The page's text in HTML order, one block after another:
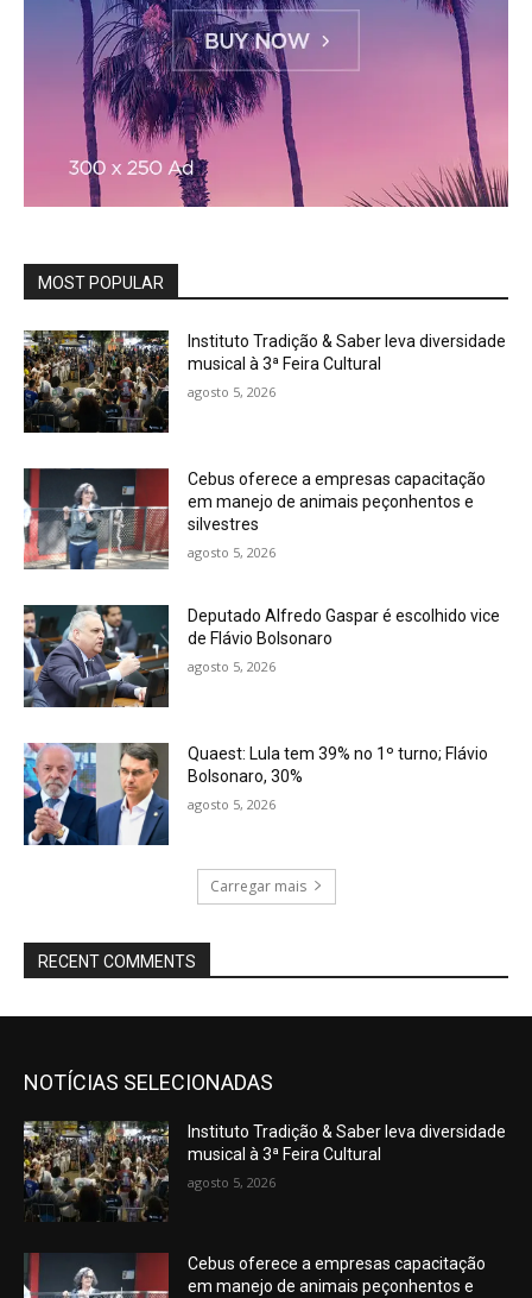
MOST POPULAR
Instituto Tradição & Saber leva diversidade
musical à 3ª Feira Cultural
agosto 5, 2026
Cebus oferece a empresas capacitação
em manejo de animais peçonhentos e
silvestres
agosto 5, 2026
Deputado Alfredo Gaspar é escolhido vice
de Flávio Bolsonaro
agosto 5, 2026
Quaest: Lula tem 39% no 1º turno; Flávio
Bolsonaro, 30%
agosto 5, 2026
Carregar mais
RECENT COMMENTS
NOTÍCIAS SELECIONADAS
Instituto Tradição & Saber leva diversidade
musical à 3ª Feira Cultural
agosto 5, 2026
Cebus oferece a empresas capacitação
em manejo de animais peçonhentos e